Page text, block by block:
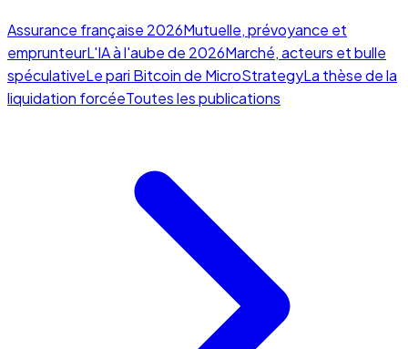
Assurance française 2026Mutuelle, prévoyance et
emprunteurL'IA à l'aube de 2026Marché, acteurs et bulle
spéculativeLe pari Bitcoin de MicroStrategyLa thèse de la
liquidation forcéeToutes les publications